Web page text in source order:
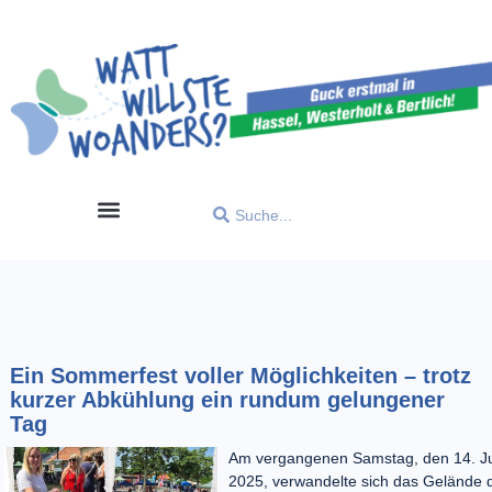
Ein Sommerfest voller Möglichkeiten – trotz
kurzer Abkühlung ein rundum gelungener
Tag
Am vergangenen Samstag, den 14.
2025, verwandelte sich das Gelände